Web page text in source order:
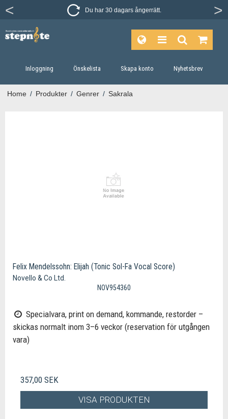
Du har 30 dagars ångerrätt.
Inloggning Önskelista Skapa konto Nyhetsbrev
Home / Produkter / Genrer / Sakrala
Felix Mendelssohn: Elijah (Tonic Sol-Fa Vocal Score)
Novello & Co Ltd.
NOV954360
Specialvara, print on demand, kommande, restorder –
skickas normalt inom 3–6 veckor (reservation för utgången
vara)
357,00 SEK
VISA PRODUKTEN